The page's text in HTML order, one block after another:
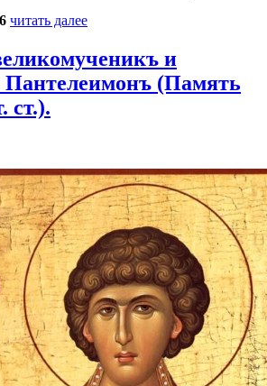
читать далее
и
Пантелеимонъ (Память
ст.).